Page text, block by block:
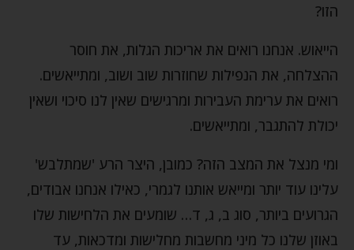
הזו?
הייאוש. אנחנו רואים את אריכות הגלות, את חוסר
ההצלחה, את הנפילות שחוזרות שוב ושוב, ומתייאשים.
רואים את ערימת העבירות ומרגישים שאין לנו סיכוי ושאין
יכולת להתגבר, ומתייאשים.
ומי מנצל את המצב הזה? כמובן, היצר הרע 'שמתלבש'
עלינו עוד יותר ומייאש אותנו לגמרי, כאילו אנחנו אבודים,
הגרועים ביותר, סוג ב, ג, ד… שומעים את הלחישות שלו
באוזן שלנו כל מיני מחשבות מחלישות ומדכאות, עד